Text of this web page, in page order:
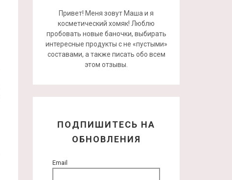
Привет! Меня зовут Маша и я
косметический хомяк! Люблю
пробовать новые баночки, выбирать
интересные продукты с не «пустыми»
составами, а также писать обо всем
этом отзывы.
ПОДПИШИТЕСЬ НА
ОБНОВЛЕНИЯ
Email